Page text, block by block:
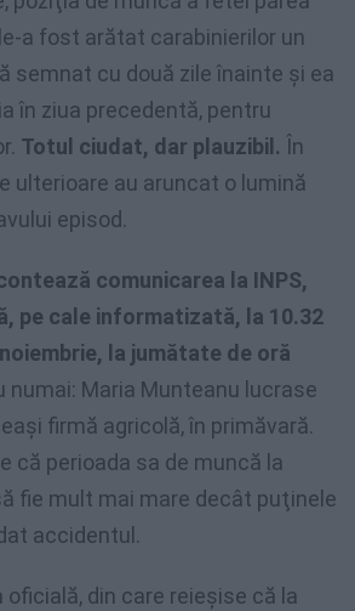
a fost arătat carabinierilor un
semnat cu două zile înainte şi ea
în ziua precedentă, pentru
Totul ciudat, dar plauzibil. În
ulterioare au aruncat o lumină
episod.
comunicarea la INPS,
pe cale informatizată, la 10.32
la jumătate de oră
numai: Maria Munteanu lucrase
firmă agricolă, în primăvară.
că perioada sa de muncă la
fie mult mai mare decât puţinele
accidentul.
din care reieşise că la